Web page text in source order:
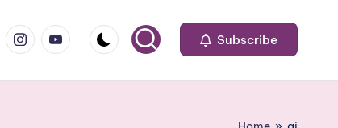
instagram.com
youtube.com Subscribe